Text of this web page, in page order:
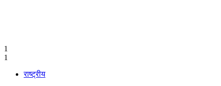
1
1
राष्ट्रीय